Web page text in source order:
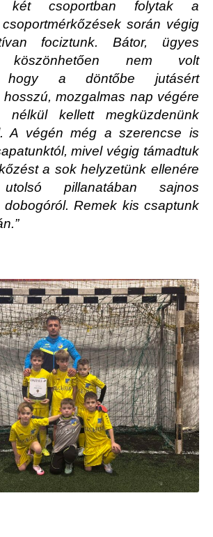
két csoportban folytak a
során végig
fociztunk. Bátor, ügyes
köszönhetően nem volt
hogy a döntőbe jutásért
hosszú, mozgalmas nap végére
nélkül kellett megküzdenünk
A végén még a szerencse is
mivel végig támadtuk
a sok helyzetünk ellenére
pillanatában sajnos
Remek kis csaptunk